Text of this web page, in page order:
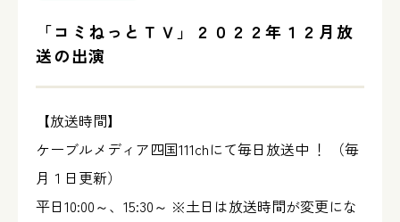
高松市コミュニティ連合会と
は？
リンク集
プライバシーポリシー
「コミねっとＴＶ」２０２２年１２月放
送の出演
【放送時間】
ケーブルメディア四国111chにて毎日放送中 ！ （毎
月１日更新）
平日10:00～、15:30～ ※土日は放送時間が変更にな